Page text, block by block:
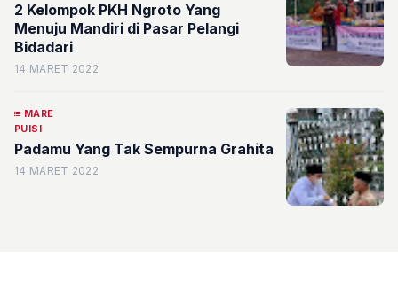
2 Kelompok PKH Ngroto Yang
Menuju Mandiri di Pasar Pelangi
Bidadari
14 MARET 2022
MARE
PUISI
Padamu Yang Tak Sempurna Grahita
14 MARET 2022